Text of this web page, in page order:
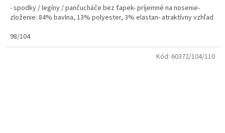
- spodky / legíny / pančucháče bez ťapek- príjemné na nosenie-
zloženie: 84% bavlna, 13% polyester, 3% elastan- atraktívny vzhľad
98/104
Kód: 60372/104/110